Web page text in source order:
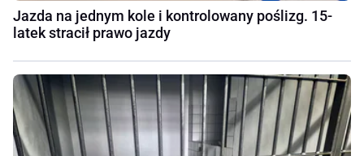
Jazda na jednym kole i kontrolowany poślizg. 15-
latek stracił prawo jazdy